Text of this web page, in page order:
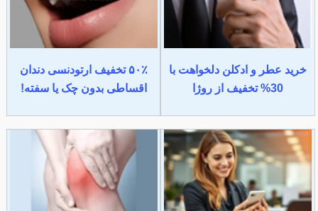
خرید عطر و ادکلن دلخواهت با
30% تخفیف از روژا
۵۰٪ تخفیف ارتودنسی دندان
اقساطی بدون چک یا سفته!